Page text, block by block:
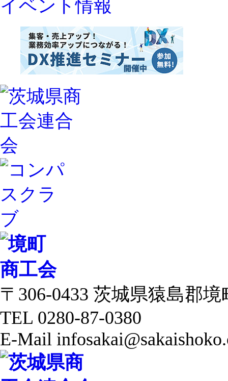
イベント情報
〒306-0433 茨城県猿島郡境
TEL 0280-87-0380
E-Mail